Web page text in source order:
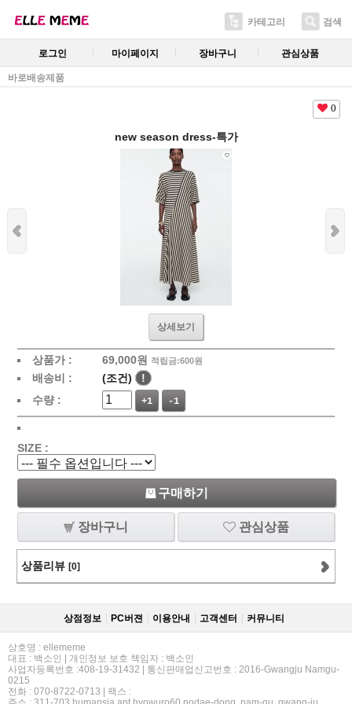
카테고리 검색
로그인 마이페이지 장바구니 관심상품
바로배송제품
0
new season dress-특가
상세보기
상품가 : 69,000원 적립금:600원
배송비 : (조건)
!
수량 :
+1 -1
SIZE :
구매하기
장바구니 관심상품
상품리뷰 [0]
상점정보 PC버젼 이용안내 고객센터 커뮤니티
상호명 : ellememe
대표 : 백소인 | 개인정보 보호 책임자 : 백소인
사업자등록번호 :408-19-31432 | 통신판매업신고번호 : 2016-Gwangju Namgu-
0215
전화 : 070-8722-0713 | 팩스 :